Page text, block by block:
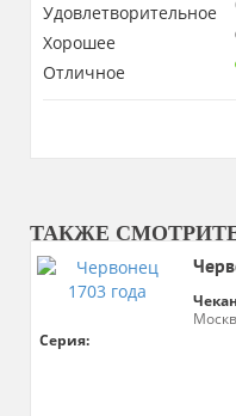
Удовлетворительное
Хорошее
Отличное
ТАКЖЕ
Серия: